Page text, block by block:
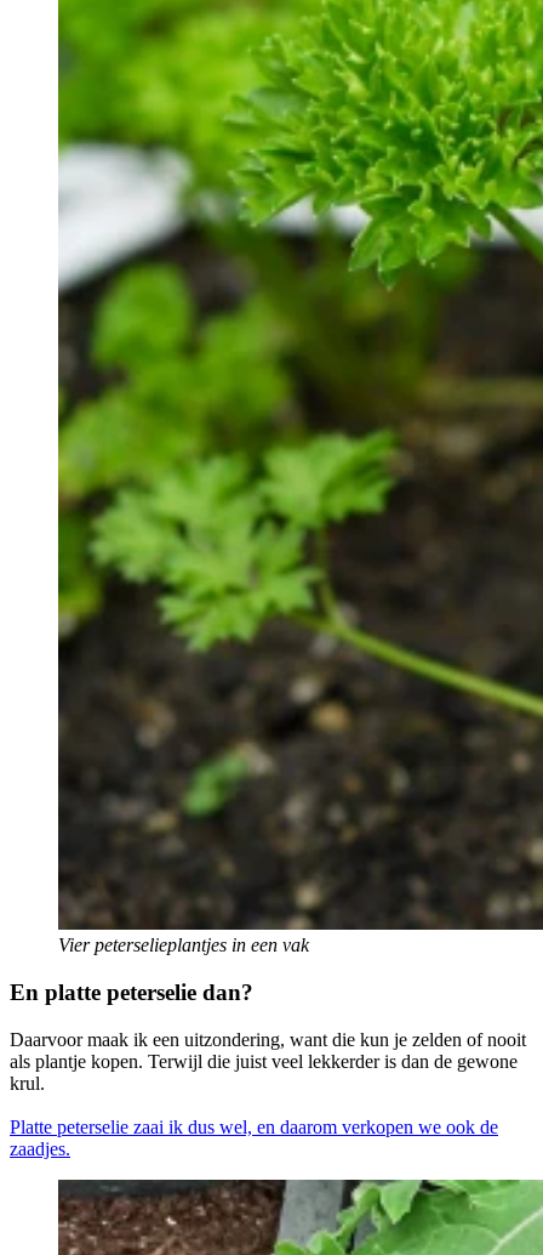
Vier peterselieplantjes in een vak
En platte peterselie dan?
Daarvoor maak ik een uitzondering, want die kun je zelden of nooit
als plantje kopen. Terwijl die juist veel lekkerder is dan de gewone
krul.
Platte peterselie zaai ik dus wel, en daarom verkopen we ook de
zaadjes.